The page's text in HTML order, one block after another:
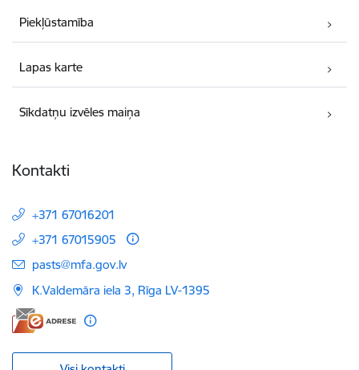
Piekļūstamība
Lapas karte
Sīkdatņu izvēles maiņa
Kontakti
+371 67016201
+371 67015905
E-pasts:
pasts@mfa.gov.lv
K.Valdemāra iela 3, Rīga LV-1395